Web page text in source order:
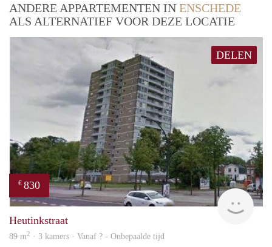
ANDERE APPARTEMENTEN IN ENSCHEDE
ALS ALTERNATIEF VOOR DEZE LOCATIE
DELEN
€ 830
Heutinkstraat
89 m2 · 3 kamers · Vanaf ? - Onbepaalde tijd